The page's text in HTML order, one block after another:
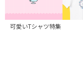
可愛いTシャツ特集